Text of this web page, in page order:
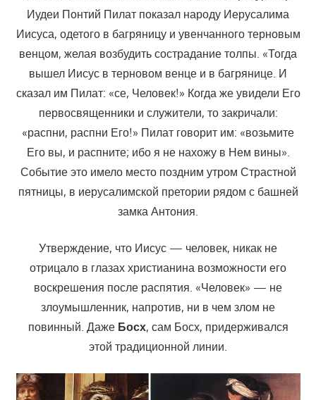
Иудеи Понтий Пилат показал народу Иерусалима
Иисуса, одетого в багряницу и увенчанного терновым
венцом, желая возбудить сострадание толпы. «Тогда
вышел Иисус в терновом венце и в багрянице. И
сказал им Пилат: «се, Человек!» Когда же увидели Его
первосвященники и служители, то закричали:
«распни, распни Его!» Пилат говорит им: «возьмите
Его вы, и распните; ибо я не нахожу в Нем вины».
Событие это имело место поздним утром Страстной
пятницы, в иерусалимской претории рядом с башней
замка Антония.
Утверждение, что Иисус — человек, никак не
отрицало в глазах христианина возможности его
воскрешения после распятия. «Человек» — не
злоумышленник, напротив, ни в чем злом не
повинный. Даже Босх, сам Босх, придерживался
этой традиционной линии.